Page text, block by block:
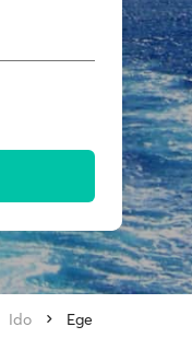
Ido Ege